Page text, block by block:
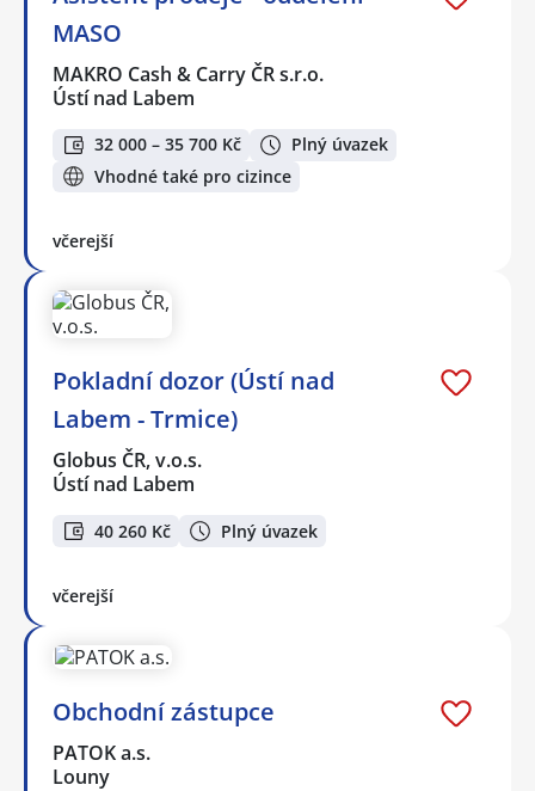
MASO
MAKRO Cash & Carry ČR s.r.o.
Ústí nad Labem
32 000 – 35 700 Kč
Plný úvazek
Vhodné také pro cizince
včerejší
Pokladní dozor (Ústí nad
Labem - Trmice)
Globus ČR, v.o.s.
Ústí nad Labem
40 260 Kč Plný úvazek
včerejší
Obchodní zástupce
PATOK a.s.
Louny